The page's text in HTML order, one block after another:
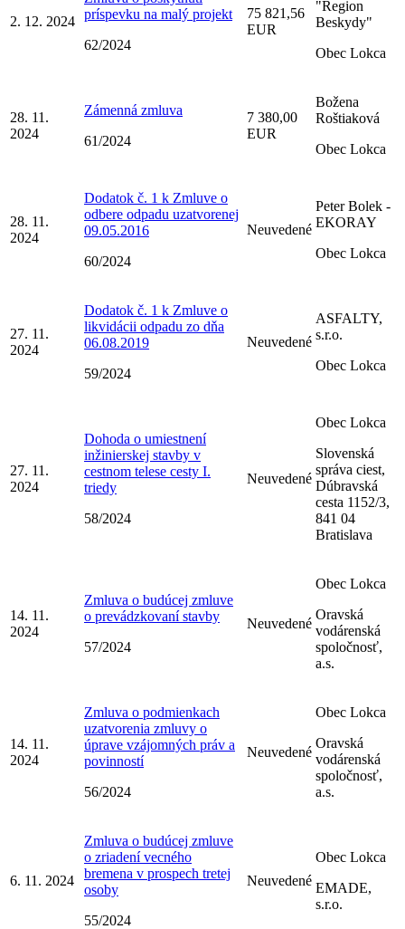
2. 12. 2024 príspevku na malý projekt
62/2024
75 821,56
EUR
"Region
Beskydy"
Obec Lokca
28. 11.
2024
Zámenná zmluva
61/2024
7 380,00
EUR
Božena
Roštiaková
Obec Lokca
28. 11.
2024
Dodatok č. 1 k Zmluve o
odbere odpadu uzatvorenej
09.05.2016
60/2024
Neuvedené
Peter Bolek -
EKORAY
Obec Lokca
27. 11.
2024
Dodatok č. 1 k Zmluve o
likvidácii odpadu zo dňa
06.08.2019
59/2024
Neuvedené
ASFALTY,
s.r.o.
Obec Lokca
27. 11.
2024
Dohoda o umiestnení
inžinierskej stavby v
cestnom telese cesty I.
triedy
58/2024
Neuvedené
Obec Lokca
Slovenská
správa ciest,
Dúbravská
cesta 1152/3,
841 04
Bratislava
14. 11.
2024
Zmluva o budúcej zmluve
o prevádzkovaní stavby
57/2024
Neuvedené
Obec Lokca
Oravská
vodárenská
spoločnosť,
a.s.
14. 11.
2024
Zmluva o podmienkach
uzatvorenia zmluvy o
úprave vzájomných práv a
povinností
56/2024
Neuvedené
Obec Lokca
Oravská
vodárenská
spoločnosť,
a.s.
6. 11. 2024
Zmluva o budúcej zmluve
o zriadení vecného
bremena v prospech tretej
osoby
55/2024
Neuvedené
Obec Lokca
EMADE,
s.r.o.